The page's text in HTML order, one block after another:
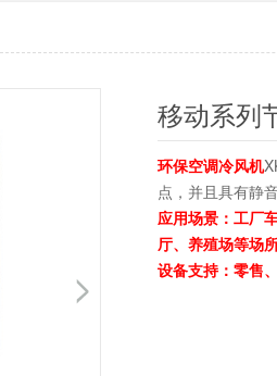
移动系列
环保空调冷风机
点，并且具有静音
应用场景：工厂
厅、养殖场等场所
设备支持：零售